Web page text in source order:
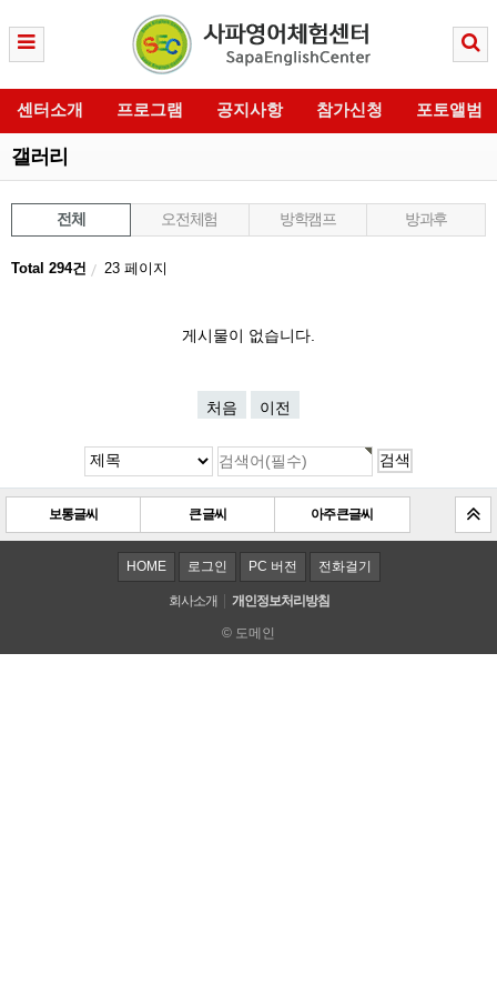
센터소개 프로그램 공지사항 참가신청 포토앨범
갤러리
전체 오전체험 방학캠프 방과후
Total 294건 23 페이지
게시물이 없습니다.
처음 이전
보통글씨 큰 글씨 아주 큰 글씨
HOME 로그인 PC 버전 전화걸기
회사소개 개인정보처리방침
© 도메인